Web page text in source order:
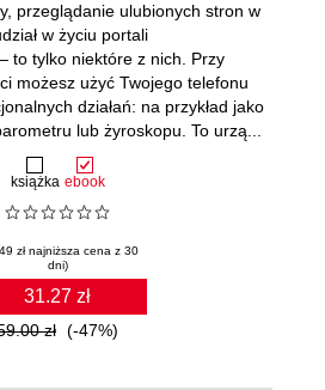
książka ebook
zł najniższa cena z 30
dni)
31.27 zł
zł (-47%)
przeglądanie ulubionych stron w
w życiu portali
to tylko niektóre z nich. Przy
możesz użyć Twojego telefonu
działań: na przykład jako
lub żyroskopu. To urzą...